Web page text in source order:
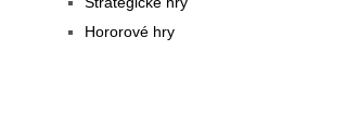
Hororové hry